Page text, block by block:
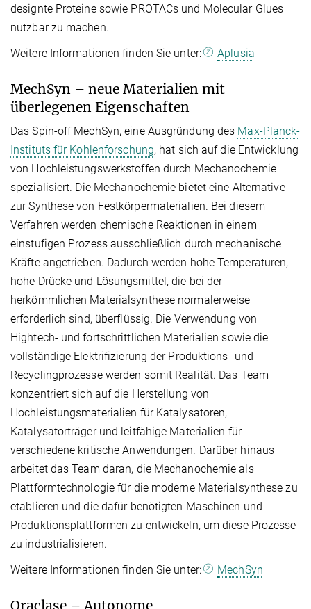
designte Proteine sowie PROTACs und Molecular Glues
nutzbar zu machen.
Weitere Informationen finden Sie unter:
Aplusia
MechSyn – neue Materialien mit
überlegenen Eigenschaften
Das Spin-off MechSyn, eine Ausgründung des Max-Planck-
Instituts für Kohlenforschung, hat sich auf die Entwicklung
von Hochleistungswerkstoffen durch Mechanochemie
spezialisiert. Die Mechanochemie bietet eine Alternative
zur Synthese von Festkörpermaterialien. Bei diesem
Verfahren werden chemische Reaktionen in einem
einstufigen Prozess ausschließlich durch mechanische
Kräfte angetrieben. Dadurch werden hohe Temperaturen,
hohe Drücke und Lösungsmittel, die bei der
herkömmlichen Materialsynthese normalerweise
erforderlich sind, überflüssig. Die Verwendung von
Hightech- und fortschrittlichen Materialien sowie die
vollständige Elektrifizierung der Produktions- und
Recyclingprozesse werden somit Realität. Das Team
konzentriert sich auf die Herstellung von
Hochleistungsmaterialien für Katalysatoren,
Katalysatorträger und leitfähige Materialien für
verschiedene kritische Anwendungen. Darüber hinaus
arbeitet das Team daran, die Mechanochemie als
Plattformtechnologie für die moderne Materialsynthese zu
etablieren und die dafür benötigten Maschinen und
Produktionsplattformen zu entwickeln, um diese Prozesse
zu industrialisieren.
Weitere Informationen finden Sie unter:
MechSyn
Oraclase – Autonome